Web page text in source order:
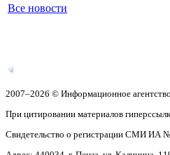
Все новости
2007–2026 © Информационное
При цитировании материалов
Свидетельство о регистрации СМИ ИА